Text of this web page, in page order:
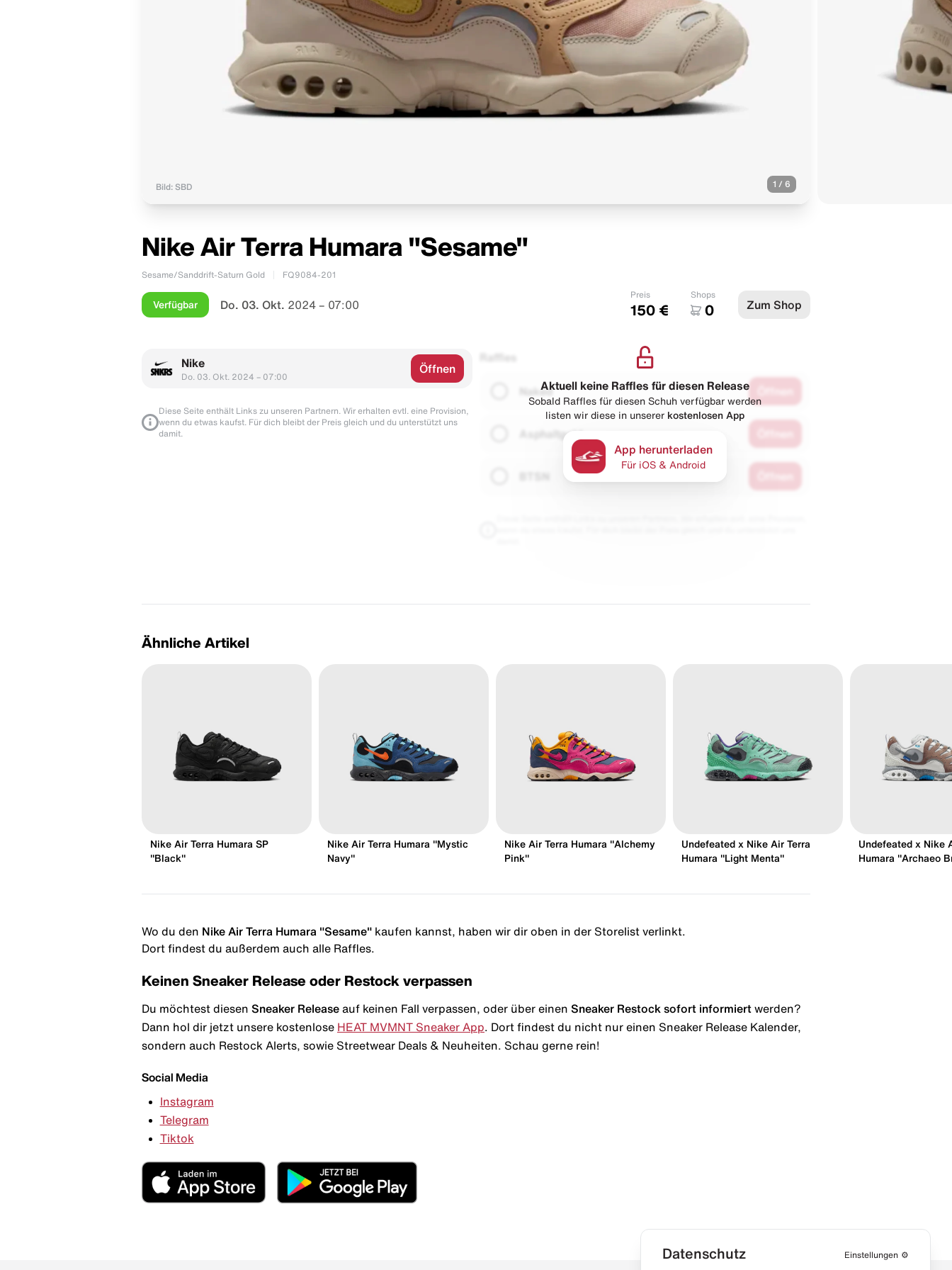
Bild: SBD 1 / 6
Nike Air Terra Humara "Sesame"
Sesame/Sanddrift-Saturn Gold FQ9084-201
Verfügbar Do. 03. Okt. 2024 – 07:00
Preis
150 €
Shops
0 Zum Shop
Nike
Do. 03. Okt. 2024 – 07:00
Öffnen
Diese Seite enthält Links zu unseren Partnern. Wir erhalten evtl. eine Provision,
wenn du etwas kaufst. Für dich bleibt der Preis gleich und du unterstützt uns
damit.
Raffles
Naked
Asphaltgold
Aktuell keine Raffles für diesen Release
Sobald Raffles für diesen Schuh verfügbar werden
listen wir diese in unserer kostenlosen App
App herunterladen
Für iOS & Android
Ähnliche Artikel
Nike Air Terra Humara SP
"Black"
Nike Air Terra Humara "Mystic
Navy"
Nike Air Terra Humara "Alchemy
Pink"
Undefeated x Nike Air Terra
Humara "Light Menta"
Undefeated x Nike
Humara "Archaeo
Wo du den Nike Air Terra Humara "Sesame" kaufen kannst, haben wir dir oben in der Storelist verlinkt.
Dort findest du außerdem auch alle Raffles.
Keinen Sneaker Release oder Restock verpassen
Du möchtest diesen Sneaker Release auf keinen Fall verpassen, oder über einen Sneaker Restock sofort informiert werden?
Dann hol dir jetzt unsere kostenlose HEAT MVMNT Sneaker App . Dort findest du nicht nur einen Sneaker Release Kalender,
sondern auch Restock Alerts, sowie Streetwear Deals & Neuheiten. Schau gerne rein!
Social Media
Instagram
Telegram
Tiktok
Datenschutz Einstellungen ⚙️